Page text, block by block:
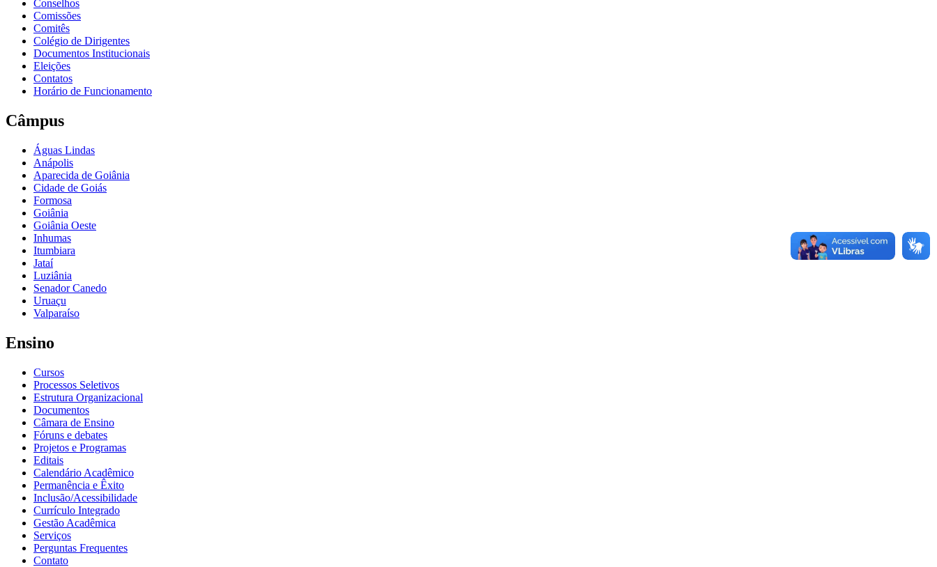
Conselhos
Comissões
Comitês
Colégio de Dirigentes
Documentos Institucionais
Eleições
Contatos
Horário de Funcionamento
Câmpus
Águas Lindas
Anápolis
Aparecida de Goiânia
Cidade de Goiás
Formosa
Goiânia
Goiânia Oeste
Inhumas
Itumbiara
Jataí
Luziânia
Senador Canedo
Uruaçu
Valparaíso
Ensino
Cursos
Processos Seletivos
Estrutura Organizacional
Documentos
Câmara de Ensino
Fóruns e debates
Projetos e Programas
Editais
Calendário Acadêmico
Permanência e Êxito
Inclusão/Acessibilidade
Currículo Integrado
Gestão Acadêmica
Serviços
Perguntas Frequentes
Contato